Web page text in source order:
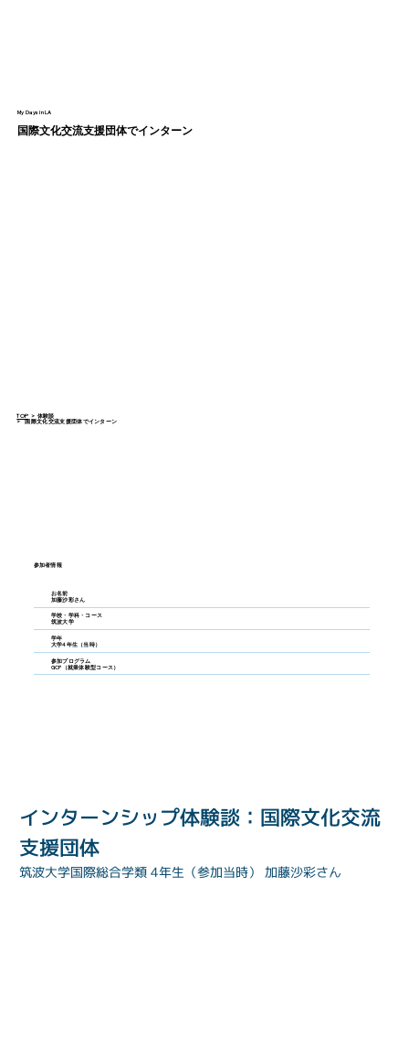
My Days in LA
国際文化交流支援団体でインターン
TOP > 体験談
> 国際文化交流支援団体でインターン
参加者情報
お名前
加藤沙彩さん
学校・学科・コース
筑波大学
学年
大学4年生（当時）
参加プログラム
GCP（就業体験型コース）
インターンシップ体験談：国際文化交流
支援団体